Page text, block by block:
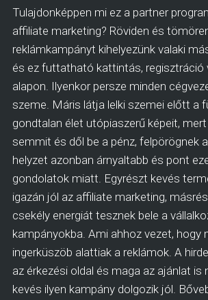
Tulajdonképpen mi ez a partner
affiliate marketing? Röviden és
reklámkampányt kihelyezünk valaki
és ez futtatható kattintás, regisztráció
alapon. Ilyenkor persze minden
szeme. Máris látja lelki szemei előtt a
gondtalan élet utópiaszerű képeit,
semmit és dől be a pénz, felpörögnek
helyzet azonban árnyaltabb és pont
gondolatok miatt. Egyrészt kevés
igazán jól az affiliate marketing,
csekély energiát tesznek bele a
kampányokba. Ami ahhoz vezet, hogy
ingerküszöb alattiak a reklámok. A
az érkezési oldal és maga az ajánlat is
kevés ilyen kampány dolgozik jól.